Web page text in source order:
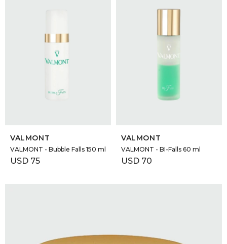
VALMONT
VALMONT - Bubble Falls 150 ml
USD 75
VALMONT
VALMONT - BI-Falls 60 ml
USD 70